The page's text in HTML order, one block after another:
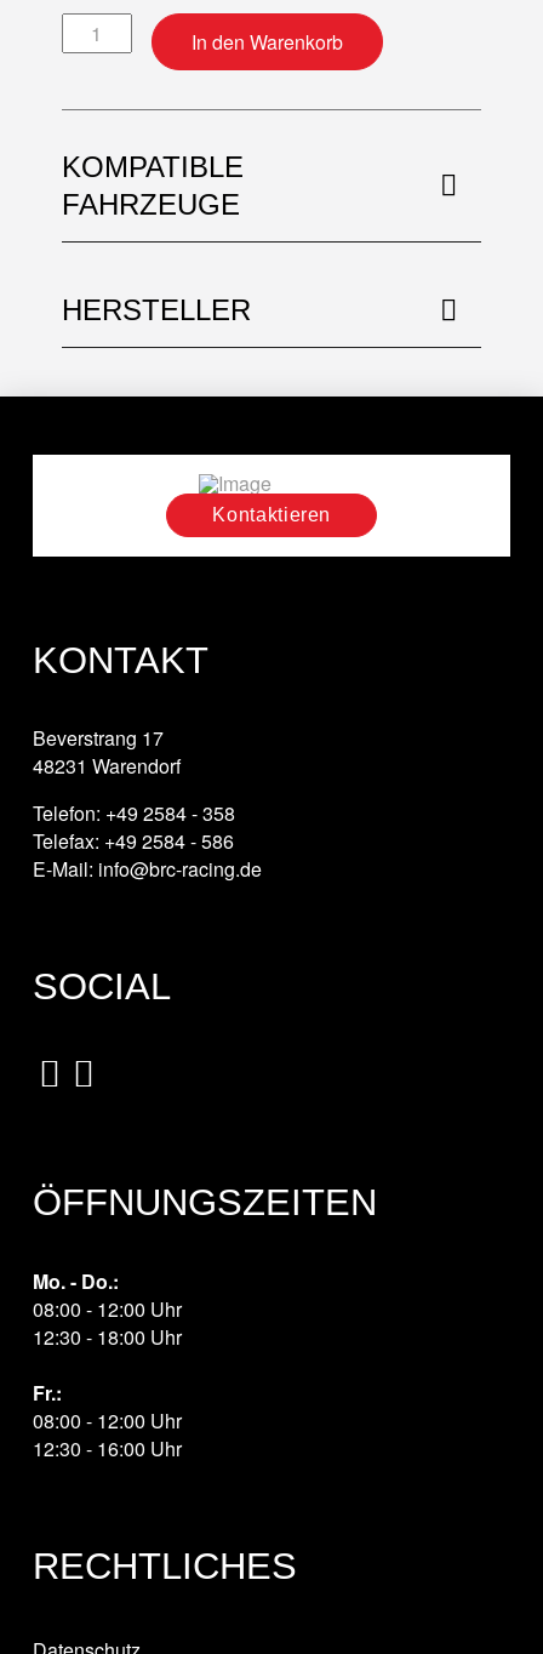
Motordichtsatz + Simmerringe Menge
In den Warenkorb
KOMPATIBLE
FAHRZEUGE
HERSTELLER
Kontaktieren
KONTAKT
Beverstrang 17
48231 Warendorf
Telefon: +49 2584 - 358
Telefax: +49 2584 - 586
E-Mail: info@brc-racing.de
SOCIAL
ÖFFNUNGSZEITEN
Mo. - Do.:
08:00 - 12:00 Uhr
12:30 - 18:00 Uhr
Fr.:
08:00 - 12:00 Uhr
12:30 - 16:00 Uhr
RECHTLICHES